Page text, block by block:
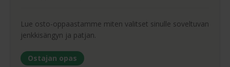
Lue osto-oppaastamme miten valitset sinulle soveltuvan
jenkkisängyn ja patjan.
Ostajan opas